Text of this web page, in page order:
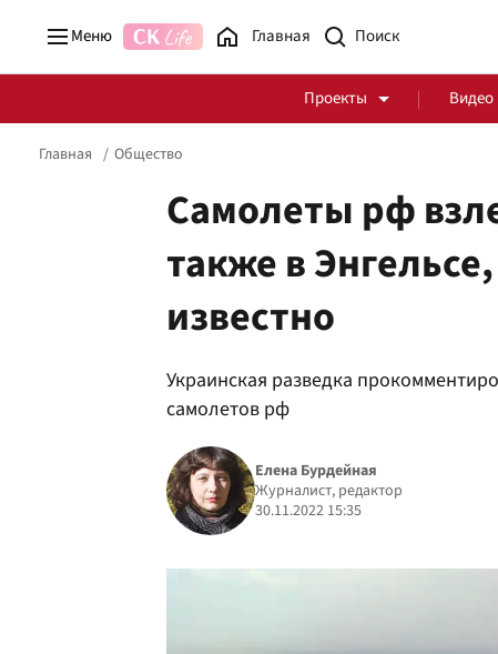
Меню Главная
Проекты Видео
Стоп Политической Коррупции Честные закупки
Главная Общество
Самолеты рф
также в
известно
Украинская разведка
самолетов рф
Елена Бурдейная
Журналист, редактор
30.11.2022 15:35